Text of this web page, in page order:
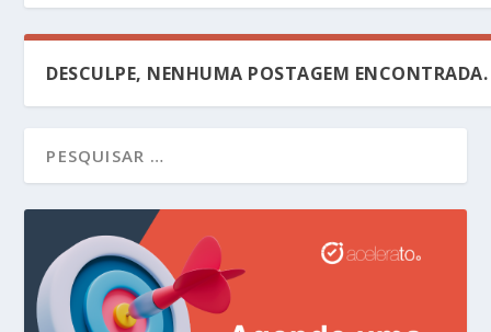
DESCULPE, NENHUMA POSTAGEM ENCONTRADA.